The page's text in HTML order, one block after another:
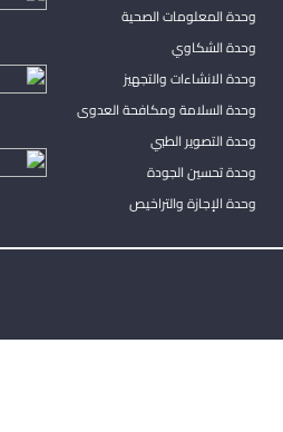
وحدة المعلومات الصحية
وحدة الشكاوي
وحدة الانشاءات والتجهيز
وحدة السلامة ومكافحة العدوى
وحدة التصوير الطبي
وحدة تحسين الجودة
وحدة الإجازة والتراخيص